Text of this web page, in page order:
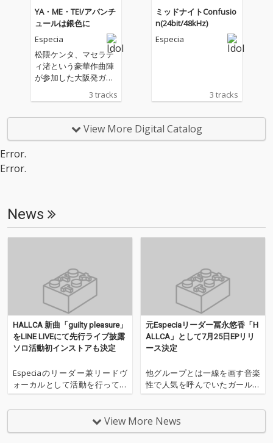
イトConfusion」(SAW
A作詞作曲/オリコンデ
イリー19位)、「YA・M
E・TE! /アバンチュール
は銀色に」(松隈ケンタ
収録。 さらにEsepecia
ntro/Outro/Interlude
YA・ME・TE!/アバンチ
ュールは銀色に
Especia
松隈ケンタ、マセラテ
ィ渚という豪華作曲陣
が参加した大阪発ガー
ルズ・グループEspeci
aの両A面シングル。
3 tracks
ミッドナイトConfusio
n(24bit/48kHz)
Especia
3 tracks
View More Digital Catalog
Error.
Error.
News
HALLCA 新曲「guilty pleasure」
をLINE LIVEにて先行ライブ披露
ソロ活動初インストアも決定
Especiaのリーダー兼リードヴ
ォーカルとして活動を行ってい
た冨永悠香のソロ活動名義「HA
LLCA」が、新曲を先行配信する
ことを発表した。 現在7/25リリ
ース予定の「Aperitif e.p」から
元Especiaリーダー冨永悠香「H
ALLCA」として7月25日EPリリ
ース決定
他グループとは一線を画す音楽
性で人気を呼んでいたガールズ
グループ、Especiaが解散し1
年。 そのリーダー兼リードヴォ
ーカルとして活動を行っていた
冨永悠香が、HALLCAとしてソロ
View More News